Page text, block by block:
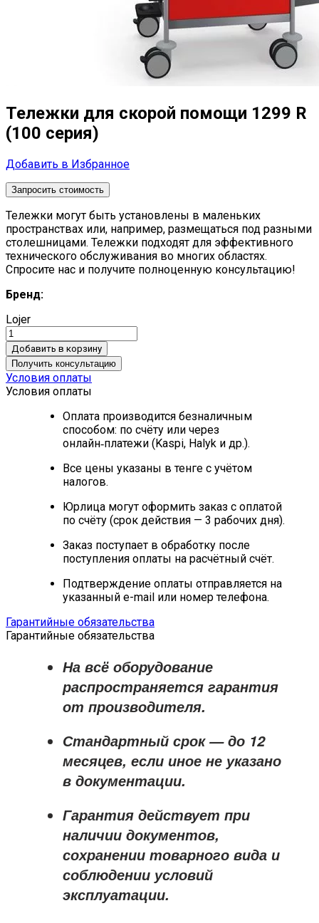
Тележки для скорой помощи 1299 R
(100 серия)
Добавить в Избранное
Запросить стоимость
Тележки могут быть установлены в маленьких
пространствах или, например, размещаться под разными
столешницами. Тележки подходят для эффективного
технического обслуживания во многих областях.
Спросите нас и получите полноценную консультацию!
Бренд:
Lojer
Добавить в корзину
Получить консультацию
Условия оплаты
Условия оплаты
Оплата производится безналичным
способом: по счёту или через
онлайн‑платежи (Kaspi, Halyk и др.).
Все цены указаны в тенге с учётом
налогов.
Юрлица могут оформить заказ с оплатой
по счёту (срок действия — 3 рабочих дня).
Заказ поступает в обработку после
поступления оплаты на расчётный счёт.
Подтверждение оплаты отправляется на
указанный e-mail или номер телефона.
Гарантийные обязательства
Гарантийные обязательства
На всё оборудование
распространяется гарантия
от производителя.
Стандартный срок — до 12
месяцев, если иное не указано
в документации.
Гарантия действует при
наличии документов,
сохранении товарного вида и
соблюдении условий
эксплуатации.